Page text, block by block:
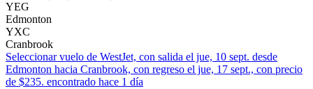
YEG
Edmonton
YXC
Cranbrook
Seleccionar vuelo de WestJet, con salida el jue, 10 sept. desde
Edmonton hacia Cranbrook, con regreso el jue, 17 sept., con precio
de $235. encontrado hace 1 día